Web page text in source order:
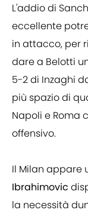
L'addio di
eccellente
in attacco, per
dare a Belotti
5-2 di Inzaghi
più spazio di
Napoli e Roma
offensivo.
Il Milan appare
Ibrahimovic
la necessità